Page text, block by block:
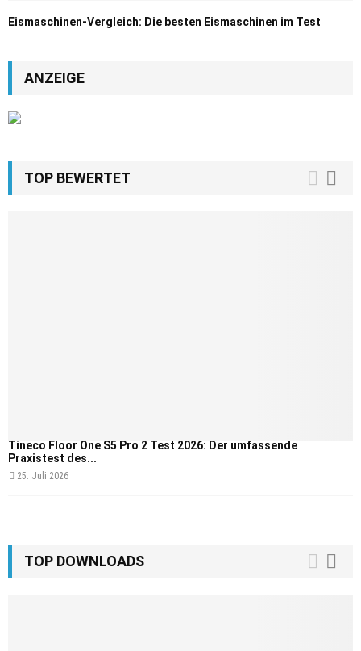
Eismaschinen-Vergleich: Die besten Eismaschinen im Test
ANZEIGE
TOP BEWERTET
Tineco Floor One S5 Pro 2 Test 2026: Der umfassende
Praxistest des...
25. Juli 2026
TOP DOWNLOADS